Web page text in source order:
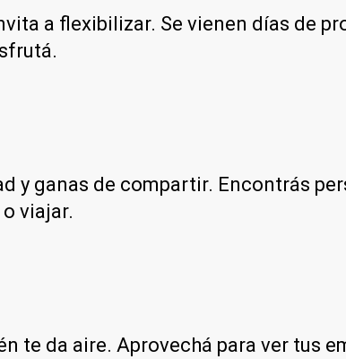
a flexibilizar. Se vienen días de
y ganas de compartir. Encontrás
viajar.
te da aire. Aprovechá para ver tus